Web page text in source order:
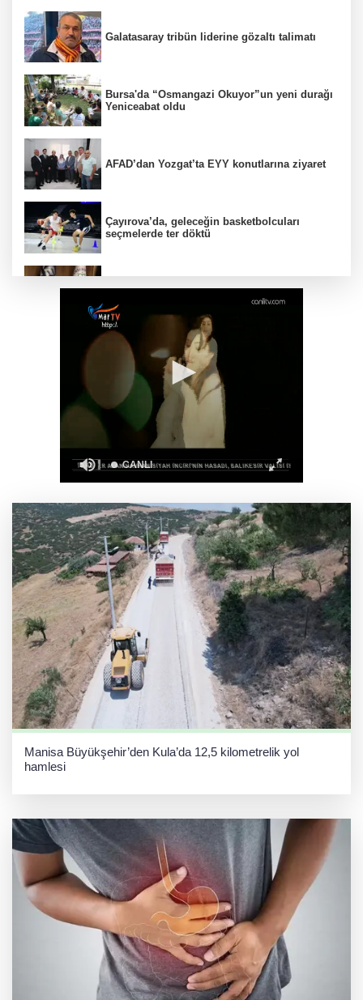
Galatasaray tribün liderine gözaltı talimatı
Bursa'da “Osmangazi Okuyor”un yeni durağı
Yeniceabat oldu
AFAD’dan Yozgat’ta EYY konutlarına ziyaret
Çayırova’da, geleceğin basketbolcuları
seçmelerde ter döktü
Sakarya'da 'Mutluluk Tırı' mahalle mahalle
geziyor
Gaziantep’te Dülük Baba Zaviyesi ve Türbesi
asıl yerinde yeniden inşa edilecek
Abdülhamid Han 4 yılda 20 derin deniz
Manisa Büyükşehir’den Kula’da 12,5 kilometrelik yol
hamlesi